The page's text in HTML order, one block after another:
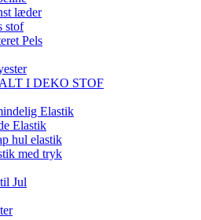
læder
stof
Pels
I DEKO STOF
Elastik
Elastik
hul elastik
med tryk
Jul